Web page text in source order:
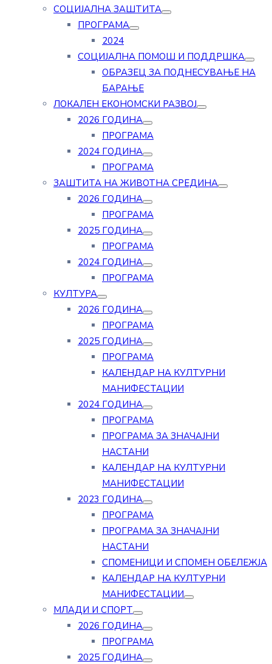
СОЦИЈАЛНА ЗАШТИТА
ПРОГРАМА
2024
СОЦИЈАЛНА ПОМОШ И ПОДДРШКА
ОБРАЗЕЦ ЗА ПОДНЕСУВАЊЕ НА
БАРАЊЕ
ЛОКАЛЕН ЕКОНОМСКИ РАЗВОЈ
2026 ГОДИНА
ПРОГРАМА
2024 ГОДИНА
ПРОГРАМА
ЗАШТИТА НА ЖИВОТНА СРЕДИНА
2026 ГОДИНА
ПРОГРАМА
2025 ГОДИНА
ПРОГРАМА
2024 ГОДИНА
ПРОГРАМА
КУЛТУРА
2026 ГОДИНА
ПРОГРАМА
2025 ГОДИНА
ПРОГРАМА
КАЛЕНДАР НА КУЛТУРНИ
МАНИФЕСТАЦИИ
2024 ГОДИНА
ПРОГРАМА
ПРОГРАМА ЗА ЗНАЧАЈНИ
НАСТАНИ
КАЛЕНДАР НА КУЛТУРНИ
МАНИФЕСТАЦИИ
2023 ГОДИНА
ПРОГРАМА
ПРОГРАМА ЗА ЗНАЧАЈНИ
НАСТАНИ
СПОМЕНИЦИ И СПОМЕН ОБЕЛЕЖЈА
КАЛЕНДАР НА КУЛТУРНИ
МАНИФЕСТАЦИИ
МЛАДИ И СПОРТ
2026 ГОДИНА
ПРОГРАМА
2025 ГОДИНА